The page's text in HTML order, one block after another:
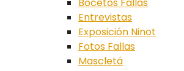
Entrevistas
Exposición Ninot
Fotos Fallas
Mascletá